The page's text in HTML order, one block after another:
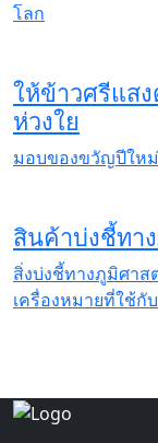
โลก
ให้ข้าวศรีแส
ห่วงใย
มอบของขวัญปีให
สินค้าบ่งชี้ทา
สิ่งบ่งชี้ทางภูมิศาส
เครื่องหมายที่ใช้กั